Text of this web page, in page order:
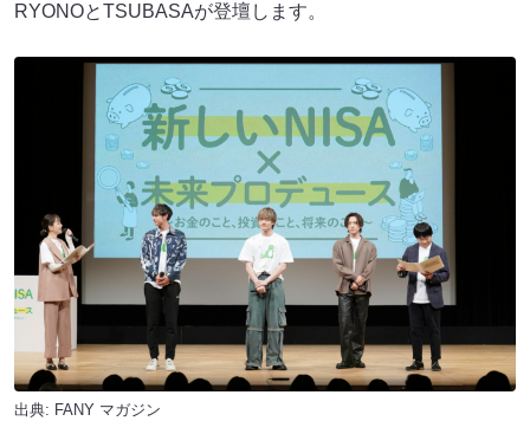
RYONOとTSUBASAが登壇します。
出典: FANY マガジン